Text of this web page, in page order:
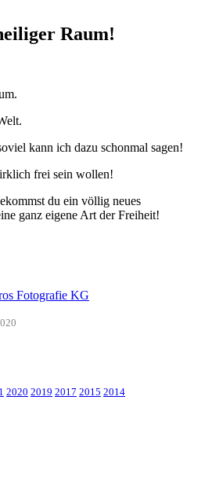
Raum!
kann ich dazu schonmal sagen!
frei sein wollen!
du ein völlig neues
ganz eigene Art der Freiheit!
Fotografie KG
2020 2019 2017 2015 2014